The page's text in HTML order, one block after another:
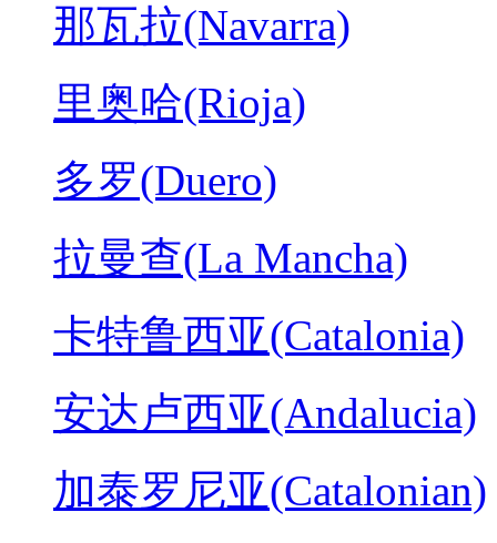
那瓦拉(Navarra)
里奥哈(Rioja)
多罗(Duero)
拉曼查(La Mancha)
卡特鲁西亚(Catalonia)
安达卢西亚(Andalucia)
加泰罗尼亚(Catalonian)